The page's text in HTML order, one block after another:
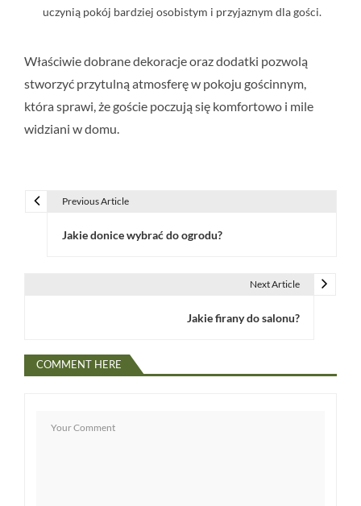
uczynią pokój bardziej osobistym i przyjaznym dla gości.
Właściwie dobrane dekoracje oraz dodatki pozwolą
stworzyć przytulną atmosferę w pokoju gościnnym,
która sprawi, że goście poczują się komfortowo i mile
widziani w domu.
a
Previous Article
Jakie donice wybrać do ogrodu?
Next Article
Jakie firany do salonu?
COMMENT HERE